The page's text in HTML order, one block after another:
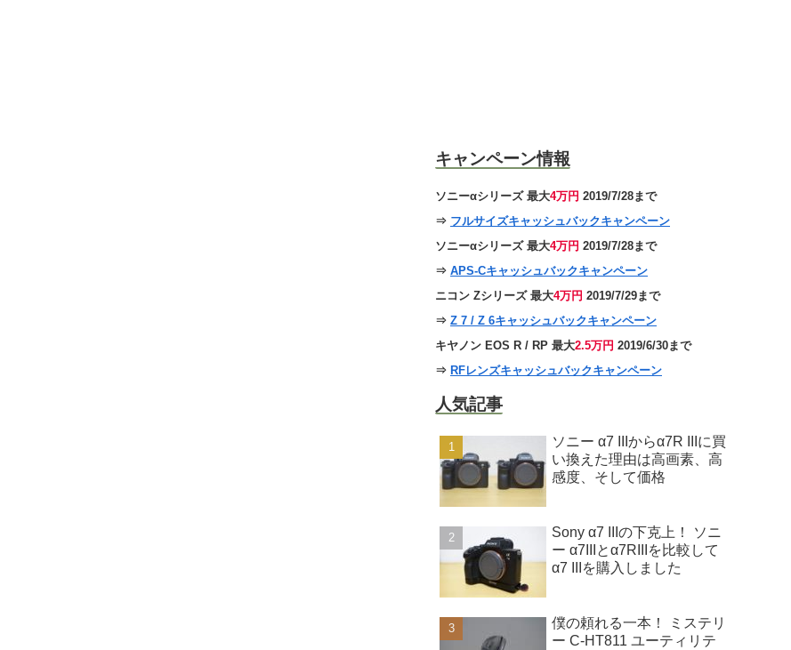
キャンペーン情報
ソニーαシリーズ 最大4万円 2019/7/28まで
⇒ フルサイズキャッシュバックキャンペーン
ソニーαシリーズ 最大4万円 2019/7/28まで
⇒ APS-Cキャッシュバックキャンペーン
ニコン Zシリーズ 最大4万円 2019/7/29まで
⇒ Z 7 / Z 6キャッシュバックキャンペーン
キヤノン EOS R / RP 最大2.5万円 2019/6/30まで
⇒ RFレンズキャッシュバックキャンペーン
人気記事
ソニー α7 IIIからα7R IIIに買
い換えた理由は高画素、高
感度、そして価格
Sony α7 IIIの下克上！ ソニ
ー α7IIIとα7RIIIを比較して
α7 IIIを購入しました
僕の頼れる一本！ ミステリ
ー C-HT811 ユーティリテ